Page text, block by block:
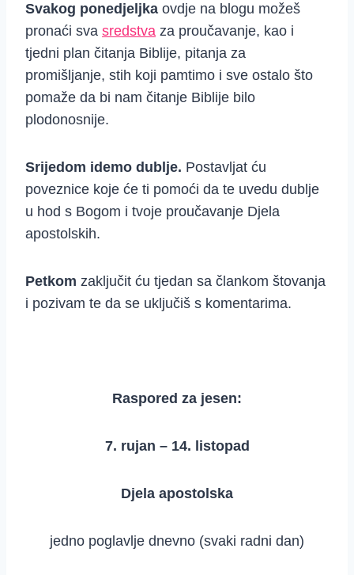
Svakog ponedjeljka ovdje na blogu možeš
pronaći sva sredstva za proučavanje, kao i
tjedni plan čitanja Biblije, pitanja za
promišljanje, stih koji pamtimo i sve ostalo što
pomaže da bi nam čitanje Biblije bilo
plodonosnije.
Srijedom idemo dublje. Postavljat ću
poveznice koje će ti pomoći da te uvedu dublje
u hod s Bogom i tvoje proučavanje Djela
apostolskih.
Petkom zaključit ću tjedan sa člankom štovanja
i pozivam te da se uključiš s komentarima.
Raspored za jesen:
7. rujan – 14. listopad
Djela apostolska
jedno poglavlje dnevno (svaki radni dan)